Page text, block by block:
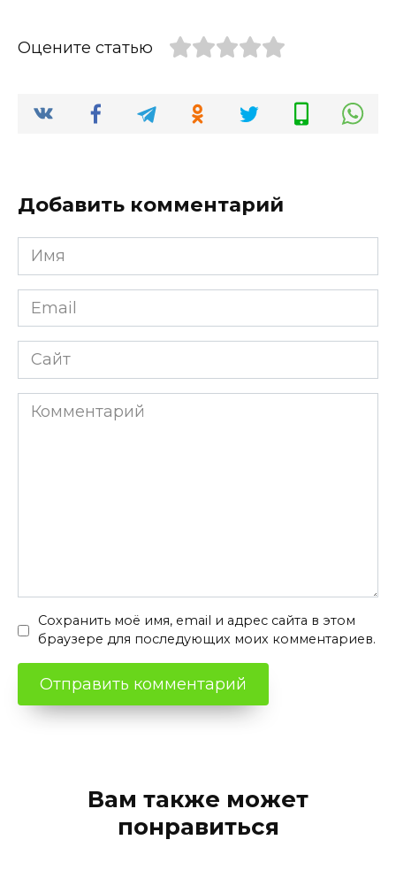
Оцените статью
Добавить комментарий
Имя
*
Email
*
Сайт
Комментарий
Сохранить моё имя, email и адрес сайта в этом
браузере для последующих моих комментариев.
Вам также может
понравиться